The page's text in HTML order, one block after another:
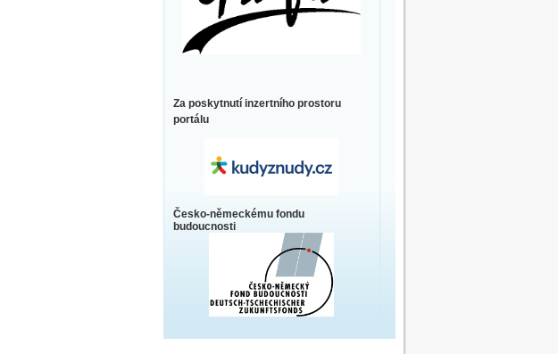
Za poskytnutí inzertního prostoru
portálu
Česko-německému fondu
budoucnosti